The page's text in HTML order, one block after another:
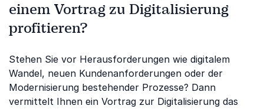
einem Vortrag zu Digitalisierung
profitieren?
Stehen Sie vor Herausforderungen wie digitalem
Wandel, neuen Kundenanforderungen oder der
Modernisierung bestehender Prozesse? Dann
vermittelt Ihnen ein Vortrag zur Digitalisierung das